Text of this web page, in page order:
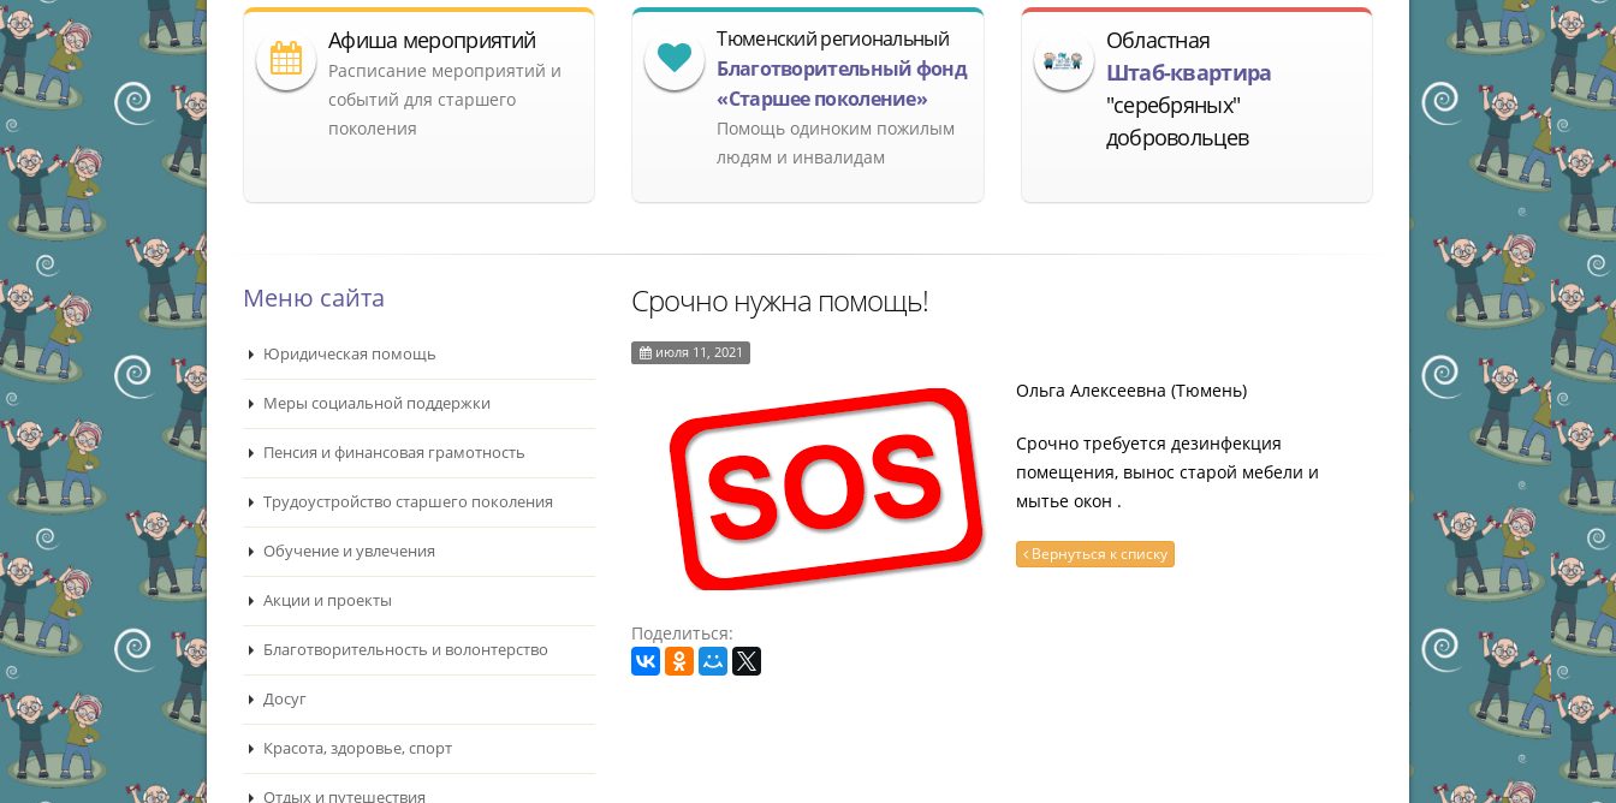
Афиша мероприятий
Расписание мероприятий и
событий для старшего
поколения
Тюменский региональный
Благотворительный фонд
«Старшее поколение»
Помощь одиноким пожилым
людям и инвалидам
Областная
Штаб-квартира
"серебряных"
добровольцев
Меню сайта
Юридическая помощь
Меры социальной поддержки
Пенсия и финансовая грамотность
Трудоустройство старшего поколения
Обучение и увлечения
Акции и проекты
Благотворительность и волонтерство
Досуг
Красота, здоровье, спорт
Отдых и путешествия
Срочно нужна помощь!
июля 11, 2021
Ольга Алексеевна (Тюмень)
Срочно требуется дезинфекция
помещения, вынос старой мебели и
мытье окон .
Вернуться к списку
Поделиться: